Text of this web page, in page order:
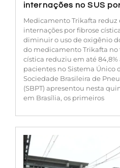
internações no SUS
Medicamento Trikafta reduz
internações por fibrose
diminuir o uso de oxigênio
do medicamento Trikafta
cística reduziu em até 84,8%
pacientes no Sistema Único
Sociedade Brasileira de
(SBPT) apresentou nesta
em Brasília, os primeiros